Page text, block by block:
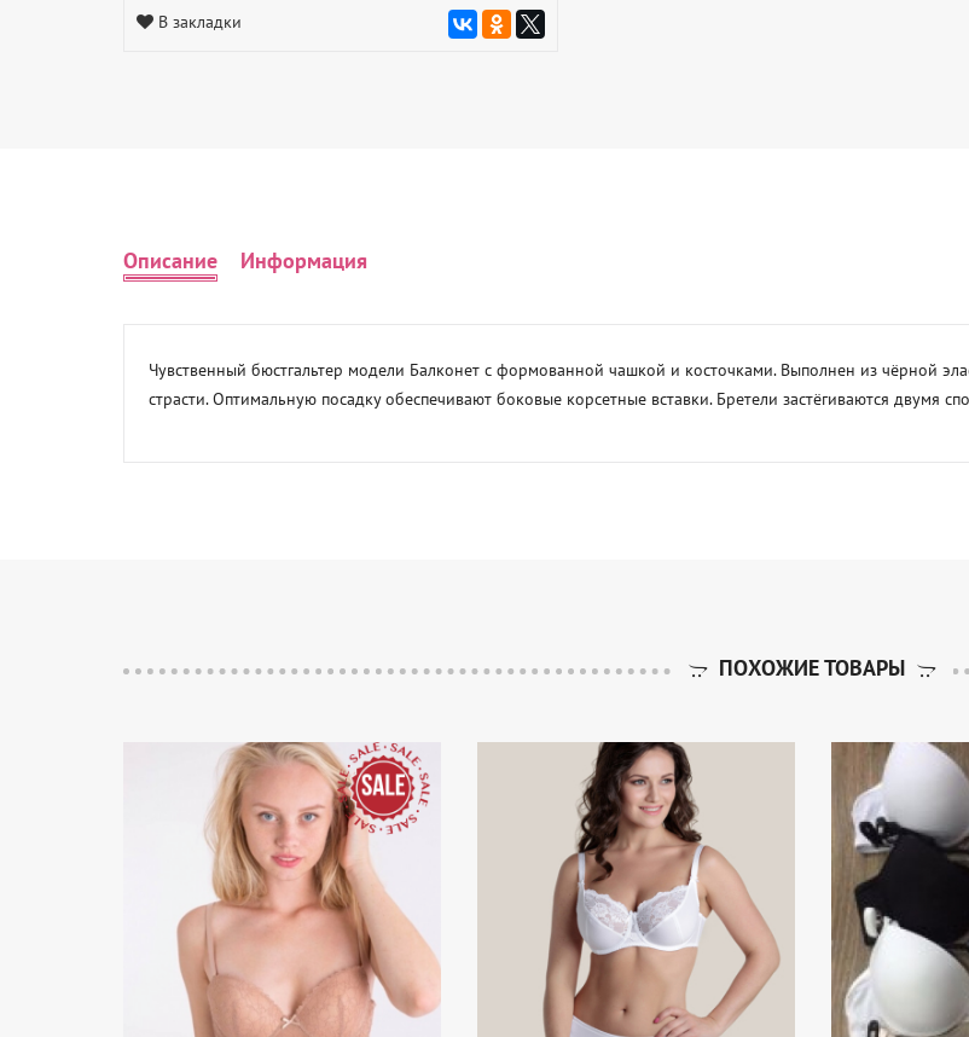
В закладки
Описание Информация
Чувственный бюстгальтер модели Балконет с формованной чашкой и косточками. Выполнен из чёрной
страсти. Оптимальную посадку обеспечивают боковые корсетные вставки. Бретели застёгиваются двумя
ПОХОЖИЕ ТОВАРЫ